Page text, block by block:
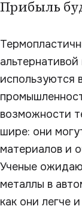
Прибыль
используются
возможности
шире: они
материалов и
Ученые
металлы в
как они легче